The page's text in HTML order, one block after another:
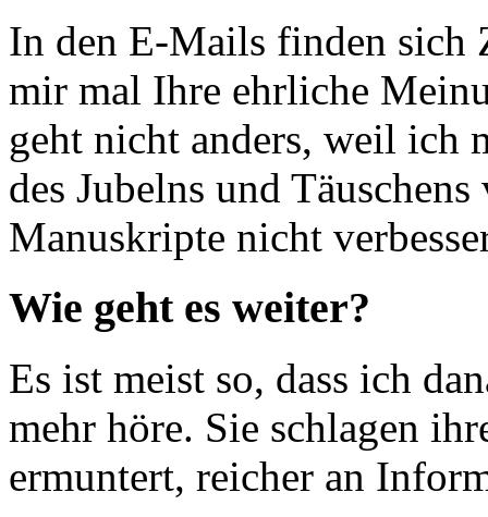
In den E-Mails finden sich
mir mal Ihre ehrliche
geht nicht anders, weil ich
des Jubelns und
Manuskripte nicht
Wie geht es weiter?
Es ist meist so, dass ich
mehr höre. Sie schlagen
ermuntert, reicher an